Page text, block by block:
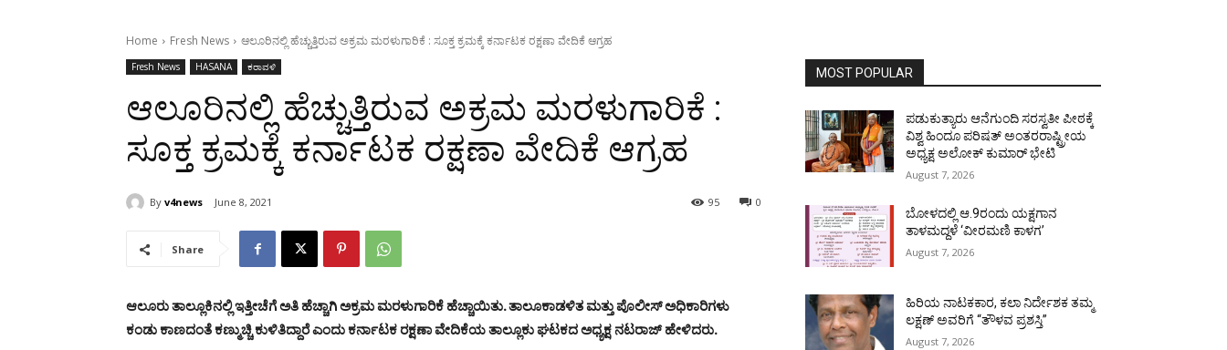
Home Fresh News ಆಲೂರಿನಲ್ಲಿ ಹೆಚ್ಚುತ್ತಿರುವ ಅಕ್ರಮ ಮರಳುಗಾರಿಕೆ : ಸೂಕ್ತ ಕ್ರಮಕ್ಕೆ ಕರ್ನಾಟಕ ರಕ್ಷಣಾ ವೇದಿಕೆ ಆಗ್ರಹ
Fresh News HASANA ಕರಾವಳಿ
ಆಲೂರಿನಲ್ಲಿ ಹೆಚ್ಚುತ್ತಿರುವ ಅಕ್ರಮ ಮರಳುಗಾರಿಕೆ :
ಸೂಕ್ತ ಕ್ರಮಕ್ಕೆ ಕರ್ನಾಟಕ ರಕ್ಷಣಾ ವೇದಿಕೆ ಆಗ್ರಹ
By v4news June 8, 2021 0
95
Share
ಆಲೂರು ತಾಲ್ಲೂಕಿನಲ್ಲಿ ಇತ್ತೀಚೆಗೆ ಅತಿ ಹೆಚ್ಚಾಗಿ ಅಕ್ರಮ ಮರಳುಗಾರಿಕೆ ಹೆಚ್ಚಾಯಿತು. ತಾಲೂಕಾಡಳಿತ ಮತ್ತು ಪೊಲೀಸ್ ಅಧಿಕಾರಿಗಳು
ಕಂಡು ಕಾಣದಂತೆ ಕಣ್ಮುಚ್ಚಿ ಕುಳಿತಿದ್ದಾರೆ ಎಂದು ಕರ್ನಾಟಕ ರಕ್ಷಣಾ ವೇದಿಕೆಯ ತಾಲ್ಲೂಕು ಘಟಕದ ಅಧ್ಯಕ್ಷ ನಟರಾಜ್ ಹೇಳಿದರು.
MOST POPULAR
ಪಡುಕುತ್ಯಾರು ಆನೆಗುಂದಿ ಸರಸ್ವತೀ ಪೀಠಕ್ಕೆ
ವಿಶ್ವ ಹಿಂದೂ ಪರಿಷತ್ ಅಂತರರಾಷ್ಟ್ರೀಯ
ಅಧ್ಯಕ್ಷ ಅಲೋಕ್ ಕುಮಾರ್ ಭೇಟಿ
August 7, 2026
ಬೋಳದಲ್ಲಿ ಆ.9ರಂದು ಯಕ್ಷಗಾನ
ತಾಳಮದ್ದಳೆ ‘ವೀರಮಣಿ ಕಾಳಗ’
August 7, 2026
ಹಿರಿಯ ನಾಟಕಕಾರ, ಕಲಾ ನಿರ್ದೇಶಕ ತಮ್ಮ
ಲಕ್ಷಣ್ ಅವರಿಗೆ “ತೌಳವ ಪ್ರಶಸ್ತಿ”
August 7, 2026